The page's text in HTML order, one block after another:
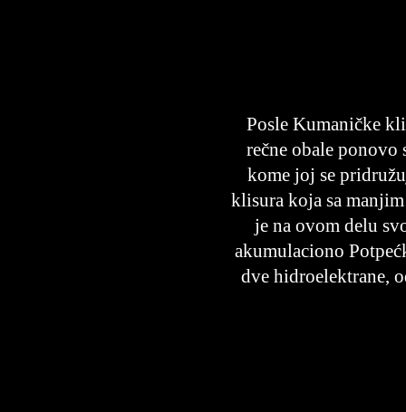
Posle Kumaničke
rečne obale
kome joj se
klisura koja sa
je na ovom delu
akumulaciono
dve hidroelektrane,